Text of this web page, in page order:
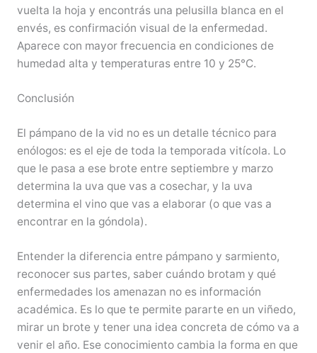
vuelta la hoja y encontrás una pelusilla blanca en el
envés, es confirmación visual de la enfermedad.
Aparece con mayor frecuencia en condiciones de
humedad alta y temperaturas entre 10 y 25°C.
Conclusión
El pámpano de la vid no es un detalle técnico para
enólogos: es el eje de toda la temporada vitícola. Lo
que le pasa a ese brote entre septiembre y marzo
determina la uva que vas a cosechar, y la uva
determina el vino que vas a elaborar (o que vas a
encontrar en la góndola).
Entender la diferencia entre pámpano y sarmiento,
reconocer sus partes, saber cuándo brotam y qué
enfermedades los amenazan no es información
académica. Es lo que te permite pararte en un viñedo,
mirar un brote y tener una idea concreta de cómo va a
venir el año. Ese conocimiento cambia la forma en que